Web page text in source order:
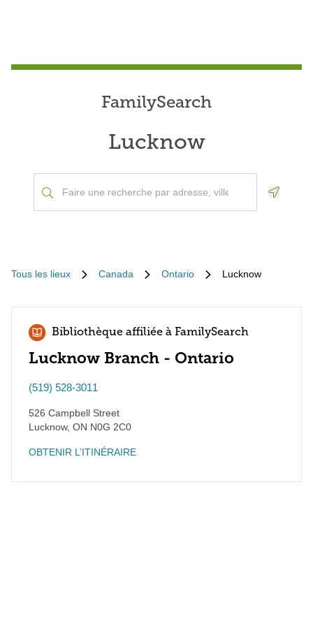
FamilySearch
Lucknow
Tous les lieux Canada Ontario Lucknow
Bibliothèque affiliée à FamilySearch
Lucknow Branch - Ontario
(519) 528-3011
526 Campbell Street
Lucknow, ON N0G 2C0
OBTENIR L’ITINÉRAIRE